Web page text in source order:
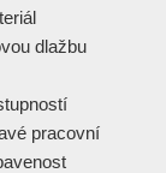
dlažbu
pracovní